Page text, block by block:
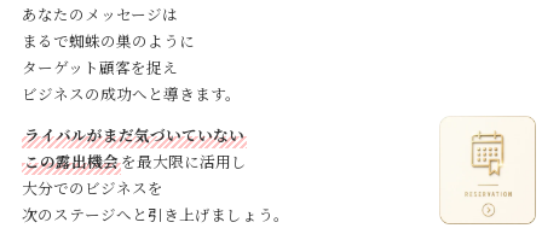
あなたのメッセージは
まるで蜘蛛の巣のように
ターゲット顧客を捉え
ビジネスの成功へと導きます。
ライバルがまだ気づいていない
この露出機会を最大限に活用し
大分でのビジネスを
次のステージへと引き上げましょう。